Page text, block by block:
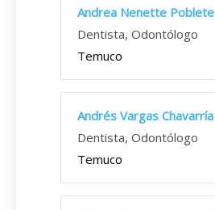
Andrea Nenette Poblete
Dentista, Odontólogo
Temuco
Andrés Vargas Chavarría
Dentista, Odontólogo
Temuco